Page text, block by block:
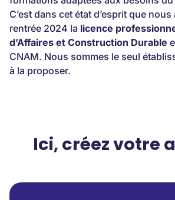
C’est dans cet état d’esprit que
rentrée 2024 la licence
d’Affaires et Construction Durable
CNAM. Nous sommes le seul
à la proposer.
Ici, créez votre